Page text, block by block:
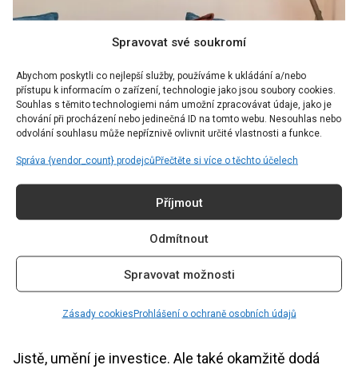
Spravovat své soukromí
Abychom poskytli co nejlepší služby, používáme k ukládání a/nebo
přístupu k informacím o zařízení, technologie jako jsou soubory cookies.
Souhlas s těmito technologiemi nám umožní zpracovávat údaje, jako je
chování při procházení nebo jedinečná ID na tomto webu. Nesouhlas nebo
odvolání souhlasu může nepříznivě ovlivnit určité vlastnosti a funkce.
Správa {vendor_count} prodejcůPřečtěte si více o těchto účelech
Příjmout
Odmítnout
Spravovat možnosti
Zásady cookiesProhlášení o ochraně osobních údajů
Fotografie: Pexels (pexels.com)
Statement umění
Jistě, umění je investice. Ale také okamžitě dodá